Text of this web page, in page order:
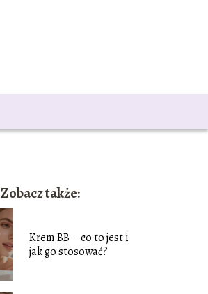
Zobacz także:
Krem BB – co to jest i
jak go stosować?